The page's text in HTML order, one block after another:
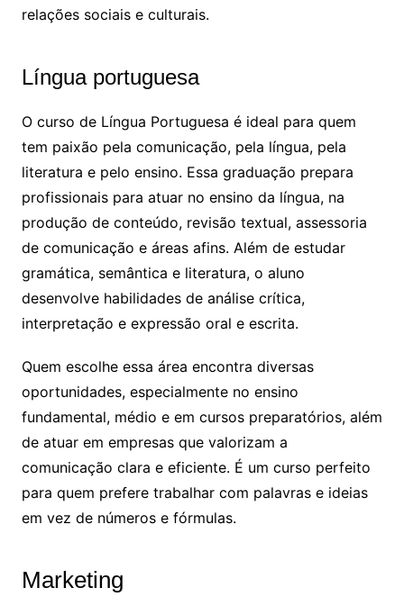
relações sociais e culturais.
Língua portuguesa
O curso de Língua Portuguesa é ideal para quem
tem paixão pela comunicação, pela língua, pela
literatura e pelo ensino. Essa graduação prepara
profissionais para atuar no ensino da língua, na
produção de conteúdo, revisão textual, assessoria
de comunicação e áreas afins. Além de estudar
gramática, semântica e literatura, o aluno
desenvolve habilidades de análise crítica,
interpretação e expressão oral e escrita.
Quem escolhe essa área encontra diversas
oportunidades, especialmente no ensino
fundamental, médio e em cursos preparatórios, além
de atuar em empresas que valorizam a
comunicação clara e eficiente. É um curso perfeito
para quem prefere trabalhar com palavras e ideias
em vez de números e fórmulas.
Marketing